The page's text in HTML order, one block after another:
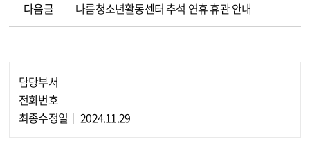
다음글 나름청소년활동센터 추석 연휴 휴관 안내
담당부서
전화번호
최종수정일
2024.11.29